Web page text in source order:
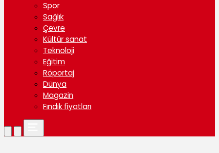
Spor
Sağlık
Çevre
Kültür sanat
Teknoloji
Eğitim
Röportaj
Dünya
Magazin
Fındık fiyatları